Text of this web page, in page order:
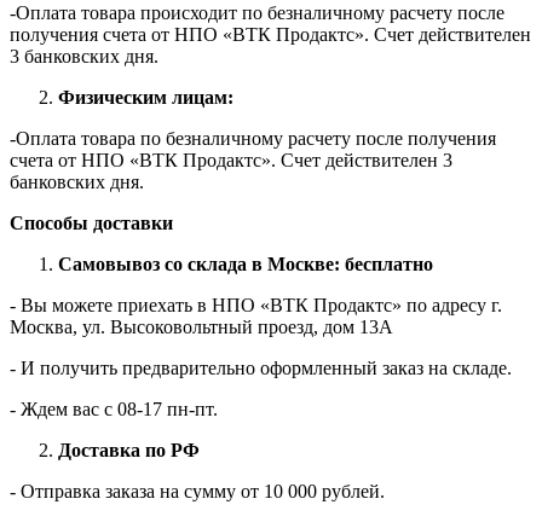
-Оплата товара происходит по безналичному расчету после
получения счета от НПО «ВТК Продактс». Счет действителен
3 банковских дня.
Физическим лицам:
-Оплата товара по безналичному расчету после получения
счета от НПО «ВТК Продактс». Счет действителен 3
банковских дня.
Способы доставки
Самовывоз со склада в Москве: бесплатно
- Вы можете приехать в НПО «ВТК Продактс» по адресу г.
Москва, ул. Высоковольтный проезд, дом 13А
- И получить предварительно оформленный заказ на складе.
- Ждем вас c 08-17 пн-пт.
Доставка по РФ
- Отправка заказа на сумму от 10 000 рублей.